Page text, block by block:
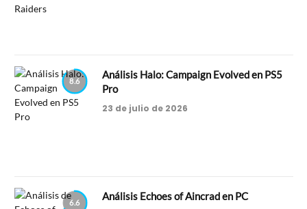
8.6
Análisis Halo: Campaign Evolved en PS5
Pro
23 de julio de 2026
6.6
Análisis Echoes of Aincrad en PC